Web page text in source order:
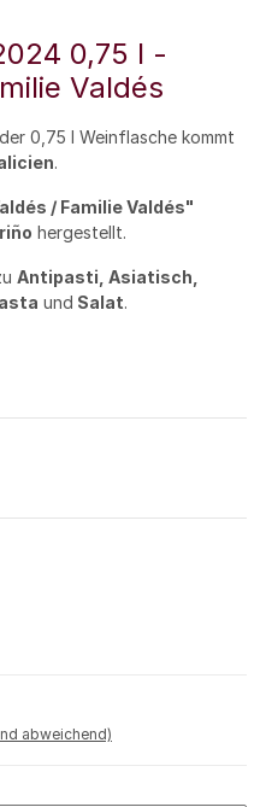
0,75 l -
Valdés
0,75 l Weinflasche kommt
.
/ Familie Valdés"
hergestellt.
Antipasti, Asiatisch,
und Salat.
abweichend)